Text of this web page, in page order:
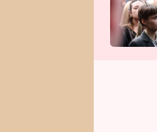
HOROSKOP NA